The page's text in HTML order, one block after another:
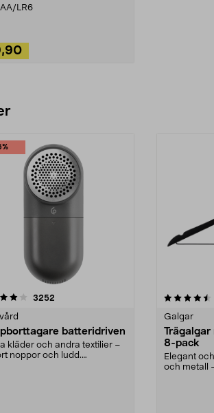
AA/LR6
3252
batteridriven
kläder och andra textilier –
noppor och ludd.
4.5av 5 stjärnor
Galgar
8-pack
Elegant
och metall